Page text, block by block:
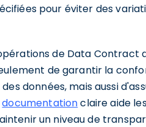
pour éviter des
de Data Contract
de garantir la
données, mais aussi
documentationclaire aide
un niveau de